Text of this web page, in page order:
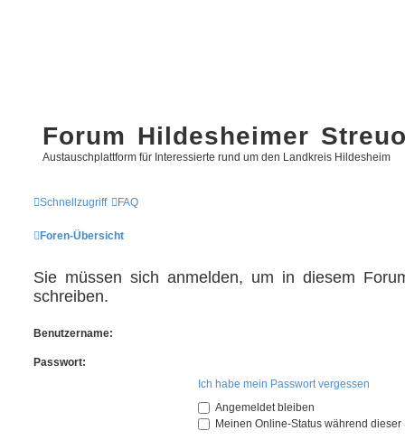
Forum Hildesheimer
Austauschplattform für Interessierte rund um den Landkreis Hildesheim
Schnellzugriff FAQ
Foren-Übersicht
Sie müssen sich anmelden, um in diesem
schreiben.
Benutzername:
Passwort:
Ich habe mein Passwort vergessen
Angemeldet bleiben
Meinen Online-Status während